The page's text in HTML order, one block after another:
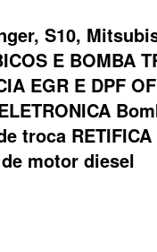
S10,
E BOMBA
EGR E DPF
RETIFICA
motor diesel